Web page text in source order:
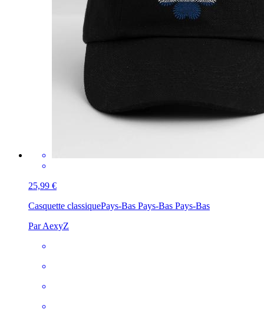
25,99 €
Casquette classiquePays-Bas Pays-Bas Pays-Bas
Par AexyZ